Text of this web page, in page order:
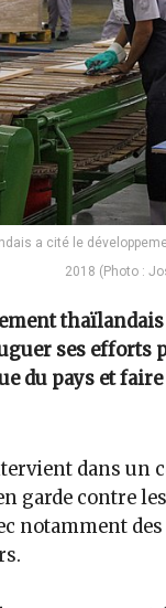
a cité le
2018 (Photo :
ses efforts
du pays et
dans un
garde contre
notamment